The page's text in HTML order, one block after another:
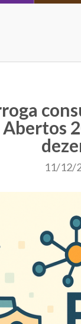
Abertos
11/12/